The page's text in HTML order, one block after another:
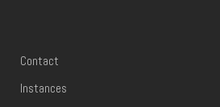
Contact
Instances